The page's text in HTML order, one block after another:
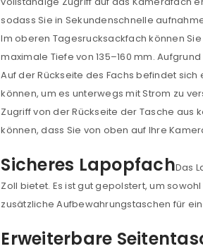
ANMELDEN
Benutzername oder E-Mail-
sodass Sie in Sekundenschnelle
Im oberen Tagesrucksackfach können
maximale Tiefe von 135–160 mm.
Auf der Rückseite des Fachs befindet
können, um es unterwegs mit Strom zu
Zugriff von der Rückseite der Tasche aus
können, dass Sie von oben auf Ihre
Sicheres LapopfachDas
Zoll bietet. Es ist gut gepolstert, um
zusätzliche Aufbewahrungstaschen für
Erweiterbare